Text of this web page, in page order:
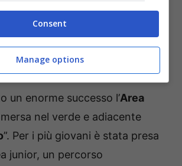
durante i quali i partecipanti
approfondire i più svariati
un enorme successo l’Area
nel verde e adiacente
”. Per i più giovani è stata presa
junior, un percorso
Consent
Manage options